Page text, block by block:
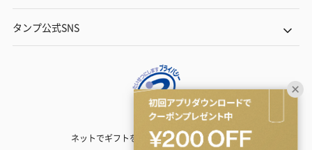
タンプ公式SNS
ネットでギフトを贈るなら | TANP（タンプ）